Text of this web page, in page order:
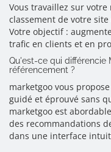
Vous travaillez sur
classement de votre
Votre objectif :
trafic en clients et en
Qu'est-ce qui différencie
référencement ?
marketgoo vous
guidé et éprouvé sans
marketgoo est
des recommandations
dans une interface